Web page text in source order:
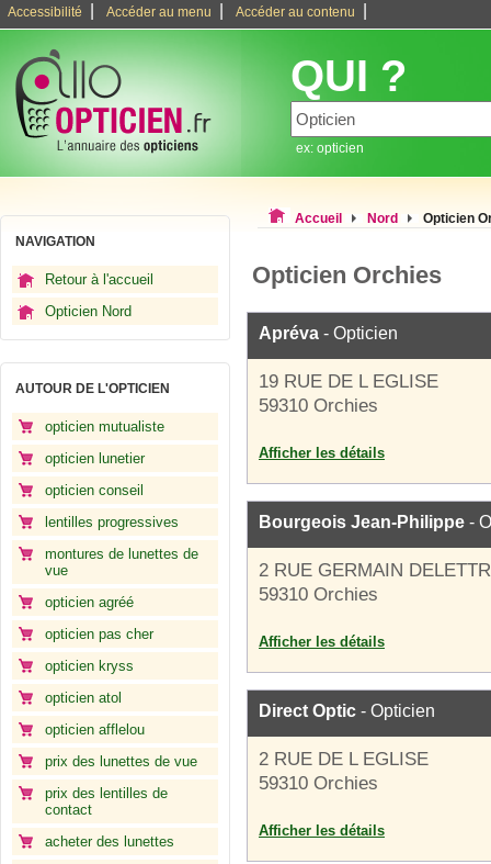
Accessibilité Accéder au menu Accéder au contenu
QUI ?
ex: opticien
NAVIGATION
Retour à l'accueil
Opticien Nord
AUTOUR DE L'OPTICIEN
opticien mutualiste
opticien lunetier
opticien conseil
lentilles progressives
montures de lunettes de
vue
opticien agréé
opticien pas cher
opticien kryss
opticien atol
opticien afflelou
prix des lunettes de vue
prix des lentilles de
contact
acheter des lunettes
Accueil Nord Opticien
Opticien Orchies
Apréva - Opticien
19 RUE DE L EGLISE
59310 Orchies
Afficher les détails
Bourgeois Jean-Philippe -
2 RUE GERMAIN
59310 Orchies
Afficher les détails
Direct Optic - Opticien
2 RUE DE L EGLISE
59310 Orchies
Afficher les détails